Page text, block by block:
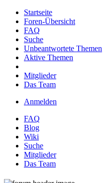
Startseite
Foren-Übersicht
FAQ
Suche
Unbeantwortete Themen
Aktive Themen
Mitglieder
Das Team
Anmelden
FAQ
Blog
Wiki
Suche
Mitglieder
Das Team